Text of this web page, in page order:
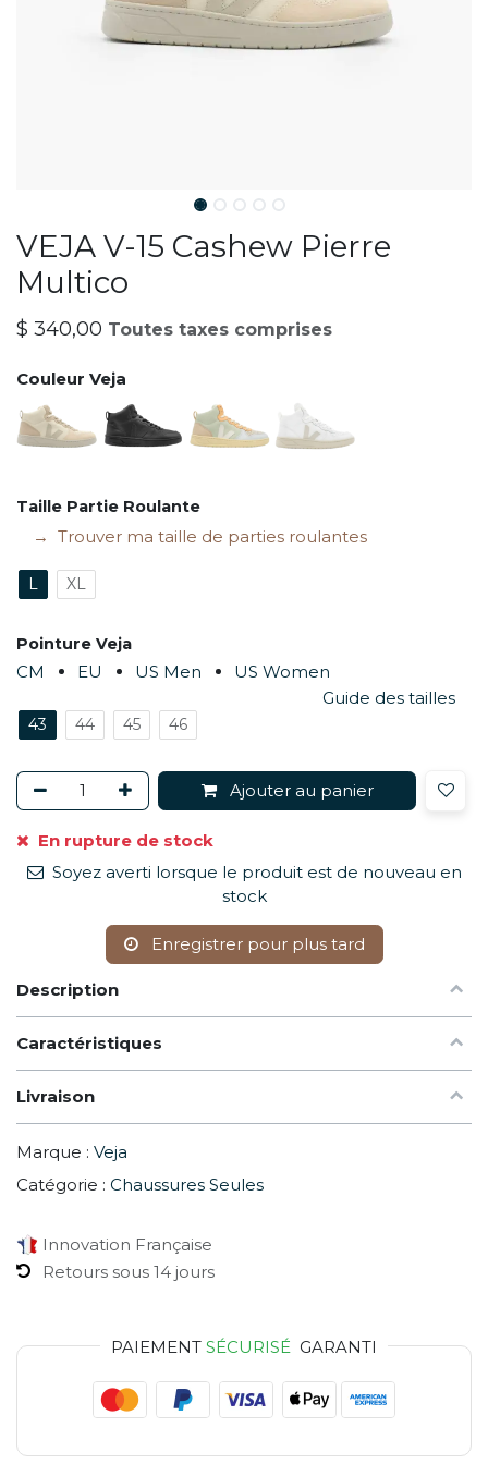
VEJA V-15 Cashew Pierre
Multico
$ 340,00 Toutes taxes comprises
Couleur Veja
Taille Partie Roulante
Trouver ma taille de parties roulantes
L XL
Pointure Veja
CM EU US Men
US Women
Guide des tailles
43 44 45 46
Ajouter au panier
En rupture de stock
Soyez averti lorsque le produit est de nouveau en
stock
Enregistrer pour plus tard
Description
Caractéristiques
Livraison
Marque : Veja
Catégorie : Chaussures Seules
Innovation Française
Retours sous 14 jours
PAIEMENT SÉCURISÉ GARANTI